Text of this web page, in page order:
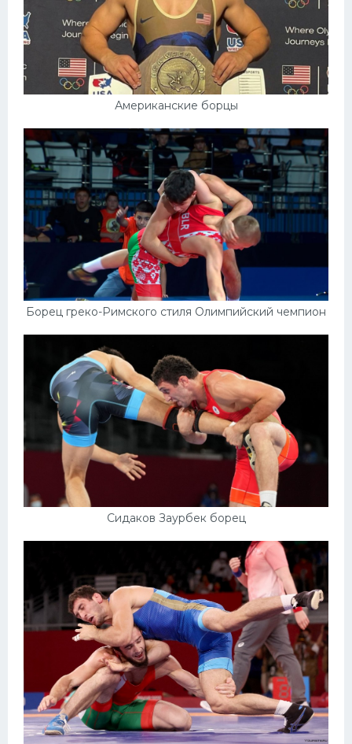
Американские борцы
Борец греко-Римского стиля Олимпийский чемпион
Сидаков Заурбек борец